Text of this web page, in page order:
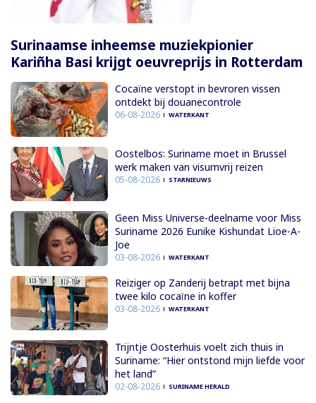
Surinaamse inheemse muziekpionier
Kariñha Basi krijgt oeuvreprijs in Rotterdam
Cocaïne verstopt in bevroren vissen
ontdekt bij douanecontrole
06-08-2026 WATERKANT
Oostelbos: Suriname moet in Brussel
werk maken van visumvrij reizen
05-08-2026 STARNIEUWS
Geen Miss Universe-deelname voor Miss
Suriname 2026 Eunike Kishundat Lioe-A-
Joe
03-08-2026 WATERKANT
Reiziger op Zanderij betrapt met bijna
twee kilo cocaïne in koffer
03-08-2026 WATERKANT
Trijntje Oosterhuis voelt zich thuis in
Suriname: “Hier ontstond mijn liefde voor
het land”
02-08-2026 SURINAME HERALD